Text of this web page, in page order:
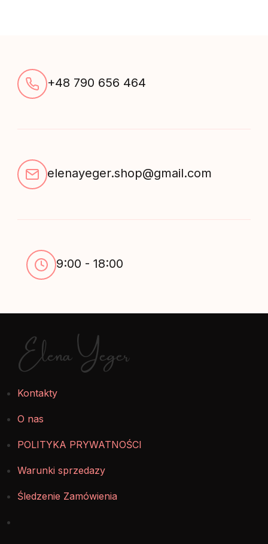
+48 790 656 464
elenayeger.shop@gmail.com
9:00 - 18:00
Elena Yeger
Kontakty
O nas
POLITYKA PRYWATNOŚCI
Warunki sprzedazy
Śledzenie Zamówienia